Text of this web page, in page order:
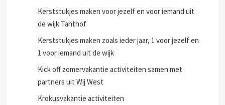
Kerststukjes maken voor jezelf en voor iemand uit
de wijk Tanthof
Kerststukjes maken zoals ieder jaar, 1 voor jezelf en
1 voor iemand uit de wijk
Kick off zomervakantie activiteiten samen met
partners uit Wij West
Krokusvakantie activiteiten